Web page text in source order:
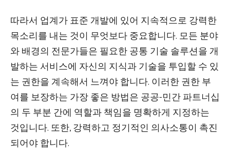
따라서 업계가 표준 개발에 있어 지속적으로 강력한
목소리를 내는 것이 무엇보다 중요합니다. 모든 분야
와 배경의 전문가들은 필요한 공통 기술 솔루션을 개
발하는 서비스에 자신의 지식과 기술을 투입할 수 있
는 권한을 계속해서 느껴야 합니다. 이러한 권한 부
여를 보장하는 가장 좋은 방법은 공공-민간 파트너십
의 두 부분 간에 역할과 책임을 명확하게 지정하는
것입니다. 또한, 강력하고 정기적인 의사소통이 촉진
되어야 합니다.